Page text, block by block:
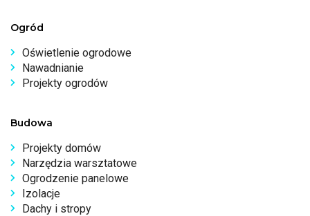
Ogród
Oświetlenie ogrodowe
Nawadnianie
Projekty ogrodów
Budowa
Projekty domów
Narzędzia warsztatowe
Ogrodzenie panelowe
Izolacje
Dachy i stropy